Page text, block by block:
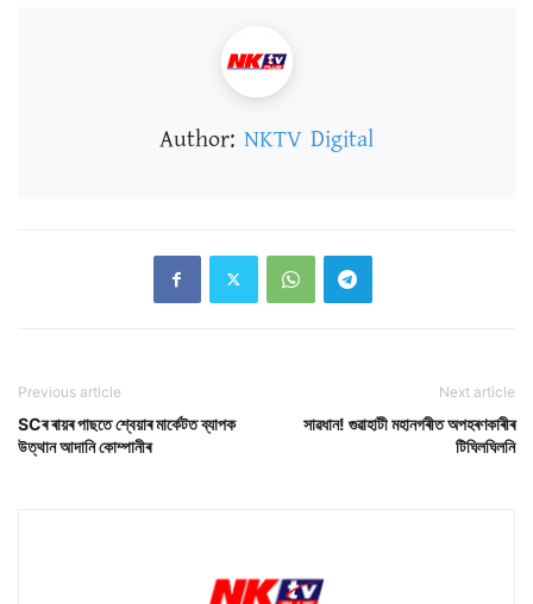
Author: NKTV Digital
Previous article
SCৰ ৰায়ৰ পাছতে শ্বেয়াৰ মাৰ্কেটত ব্যাপক
উত্থান আদানি কোম্পানীৰ
Next article
সাৱধান! গুৱাহাটী মহানগৰীত অপহৰণকাৰীৰ
টিঘিলঘিলনি